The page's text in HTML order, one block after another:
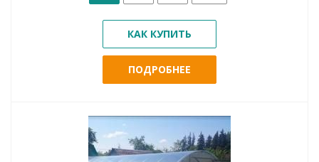
КАК КУПИТЬ
ПОДРОБНЕЕ